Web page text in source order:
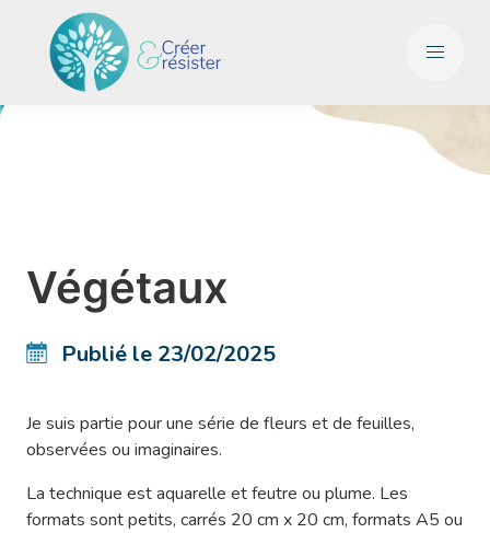
Végétaux
Publié le 23/02/2025
Je suis partie pour une série de fleurs et de feuilles,
observées ou imaginaires.
La technique est aquarelle et feutre ou plume. Les
formats sont petits, carrés 20 cm x 20 cm, formats A5 ou